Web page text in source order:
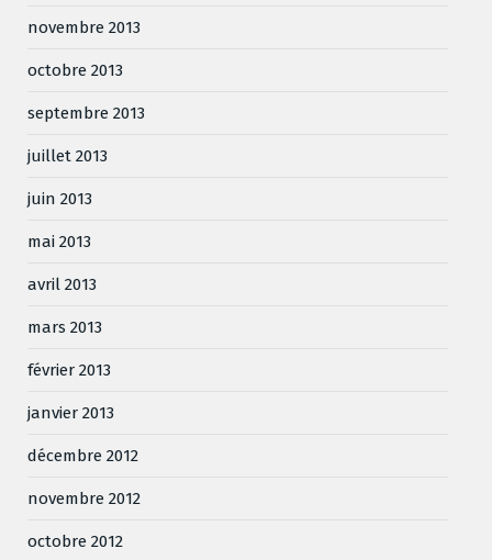
novembre 2013
octobre 2013
septembre 2013
juillet 2013
juin 2013
mai 2013
avril 2013
mars 2013
février 2013
janvier 2013
décembre 2012
novembre 2012
octobre 2012